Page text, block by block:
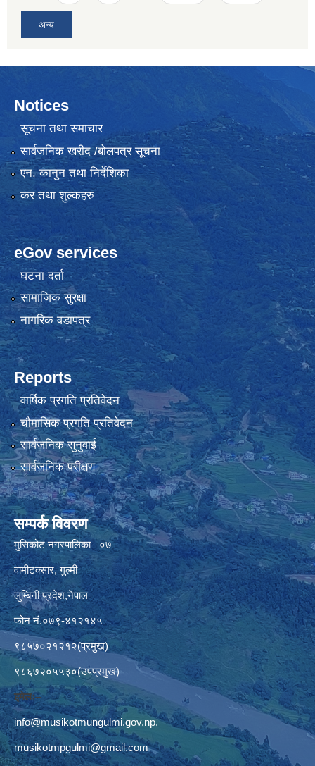
अन्य
Notices
सूचना तथा समाचार
सार्वजनिक खरीद /बोलपत्र सूचना
एन, कानुन तथा निर्देशिका
कर तथा शुल्कहरु
eGov services
घटना दर्ता
सामाजिक सुरक्षा
नागरिक वडापत्र
Reports
वार्षिक प्रगति प्रतिवेदन
चौमासिक प्रगति प्रतिवेदन
सार्वजनिक सुनुवाई
सार्वजनिक परीक्षण
सम्पर्क विवरण
मुसिकोट नगरपालिका– ०७
वामीटक्सार, गुल्मी
लुम्बिनी प्रदेश,नेपाल
फोन नं.०७९-४१२१४५
९८५७०२१२१२(प्रमुख)
९८६७२०५५३०(उपप्रमुख)
इमेलः–
info@musikotmungulmi.gov.np,
musikotmpgulmi@gmail.com